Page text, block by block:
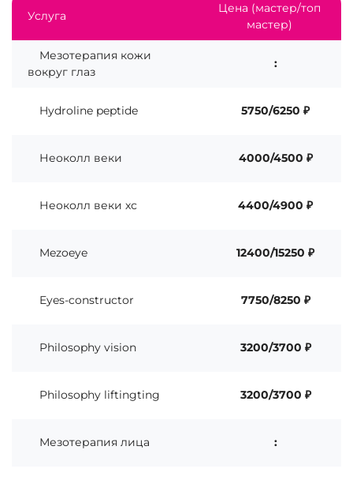
Услуга
Цена (мастер/топ
мастер)
Мезотерапия кожи
вокруг глаз
:
Hydroline peptide 5750/6250 ₽
Неоколл веки 4000/4500 ₽
Неоколл веки хс 4400/4900 ₽
Mezoeye 12400/15250 ₽
Eyes-constructor 7750/8250 ₽
Philosophy vision 3200/3700 ₽
Philosophy liftingting 3200/3700 ₽
Мезотерапия лица :